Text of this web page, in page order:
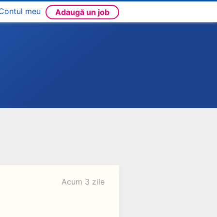
meu Adaugă un job
Acum 3 zile